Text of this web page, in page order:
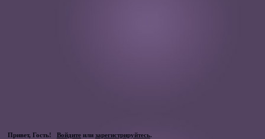
Привет, Гость! Войдитеили зарегистрируйтесь.